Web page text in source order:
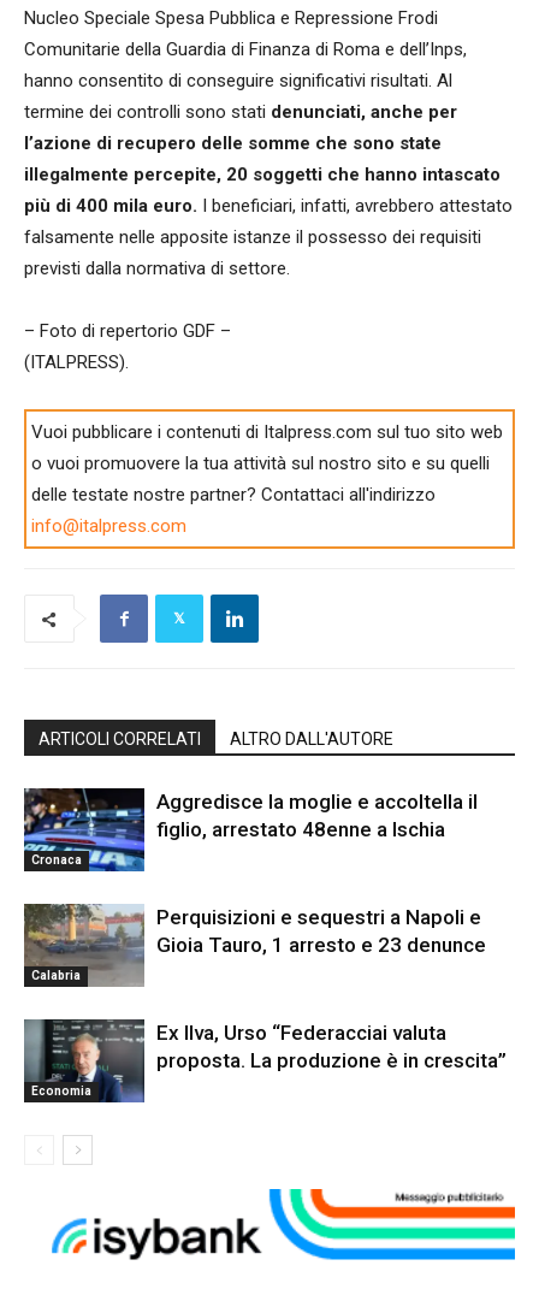
Nucleo Speciale Spesa Pubblica e Repressione Frodi
Comunitarie della Guardia di Finanza di Roma e dell’Inps,
hanno consentito di conseguire significativi risultati. Al
termine dei controlli sono stati denunciati, anche per
l’azione di recupero delle somme che sono state
illegalmente percepite, 20 soggetti che hanno intascato
più di 400 mila euro. I beneficiari, infatti, avrebbero attestato
falsamente nelle apposite istanze il possesso dei requisiti
previsti dalla normativa di settore.
– Foto di repertorio GDF –
(ITALPRESS).
Vuoi pubblicare i contenuti di Italpress.com sul tuo sito web
o vuoi promuovere la tua attività sul nostro sito e su quelli
delle testate nostre partner? Contattaci all'indirizzo
info@italpress.com
ARTICOLI CORRELATI ALTRO DALL'AUTORE
Cronaca
Aggredisce la moglie e accoltella il
figlio, arrestato 48enne a Ischia
Calabria
Perquisizioni e sequestri a Napoli e
Gioia Tauro, 1 arresto e 23 denunce
Economia
Ex Ilva, Urso “Federacciai valuta
proposta. La produzione è in crescita”